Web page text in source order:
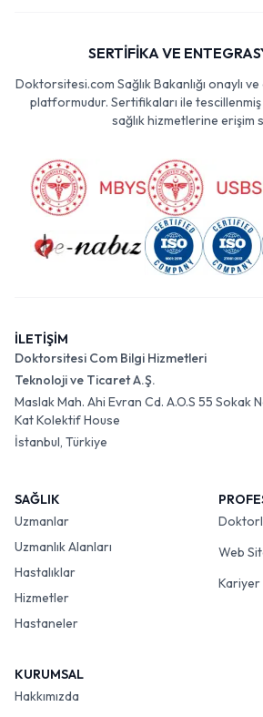
SERTİFİKA VE
Doktorsitesi.com Sağlık Bakanlığı onaylı
platformudur. Sertifikaları ile tescillenmiş
sağlık hizmetlerine erişim
İLETİŞİM
Doktorsitesi Com Bilgi Hizmetleri
Teknoloji ve Ticaret A.Ş.
Maslak Mah. Ahi Evran Cd. A.O.S 55 Sokak
Kat Kolektif House
İstanbul, Türkiye
SAĞLIK
Uzmanlar
Uzmanlık Alanları
Hastalıklar
Hizmetler
Hastaneler
Web
Kariyer
KURUMSAL
Hakkımızda